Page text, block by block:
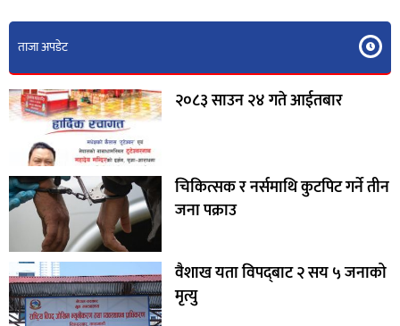
ताजा अपडेट
२०८३ साउन २४ गते आईतबार
चिकित्सक र नर्समाथि कुटपिट गर्ने तीन
जना पक्राउ
वैशाख यता विपद्‌बाट २ सय ५ जनाको
मृत्यु